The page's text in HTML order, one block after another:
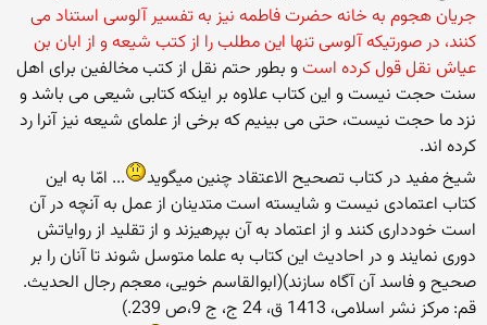
جریان هجوم به خانه حضرت فاطمه نیز به تفسیر آلوسی استناد می
کنند، در صورتیکه آلوسی تنها این مطلب را از کتب شیعه و از ابان بن
عیاش نقل قول کرده استو بطور حتم نقل از کتب مخالفین برای اهل
سنت حجت نیست و این کتاب علاوه بر اینکه کتابی شیعی می باشد و
نزد ما حجت نیست، حتی می بینیم که برخی از علمای شیعه نیز آنرا رد
کرده اند.
شیخ مفید در کتاب تصحیح الاعتقاد چنین می‏گوید
... امّا به این
کتاب اعتمادی نیست و شایسته است متدینان از عمل به آنچه در آن
است خودداری کنند و از اعتماد به آن بپرهیزند و از تقلید از روایاتش
دوری نمایند و در احادیث این کتاب به علما متوسل شوند تا آنان را بر
صحیح و فاسد آن آگاه سازند)(ابوالقاسم خویی، معجم رجال الحدیث.
قم: مرکز نشر اسلامی، 1413 ق، 24 ج، ج 9،ص 239.)